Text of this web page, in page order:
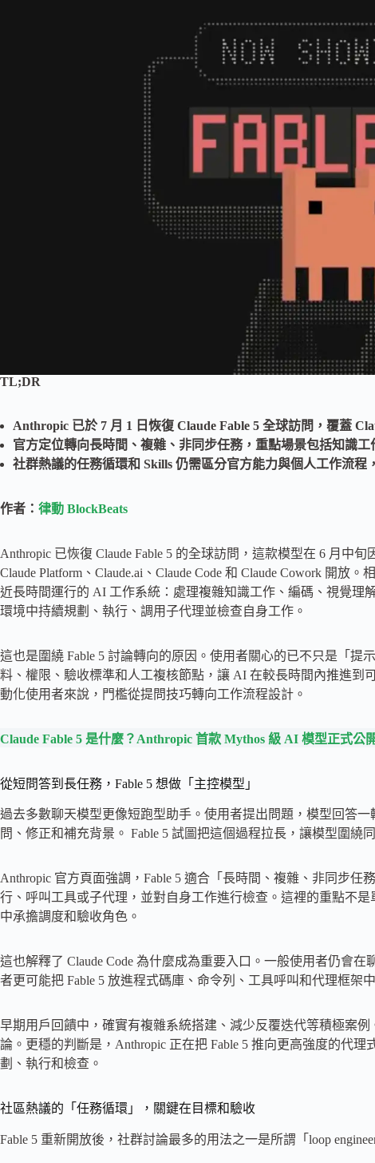
TL;DR
Anthropic 已於 7 月 1 日恢復 Claude Fable 5 全球訪問，覆蓋
官方定位轉向長時間、複雜、非同步任務，重點場景包括知識工
社群熱議的任務循環和 Skills 仍需區分官方能力與個人工作流程
作者： 律動 BlockBeats
Anthropic 已恢復 Claude Fable 5 的全球訪問，這款模型在 6 月中
Claude Platform、Claude.ai、Claude Code 和 Claude Cowork 開放
近長時間運行的 AI 工作系統：處理複雜知識工作、編碼、視覺理解
環境中持續規劃、執行、調用子代理並檢查自身工作。
這也是圍繞 Fable 5 討論轉向的原因。使用者關心的已不只是「提
料、權限、驗收標準和人工複核節點，讓 AI 在較長時間內推進到
動化使用者來說，門檻從提問技巧轉向工作流程設計。
Claude Fable 5 是什麼？Anthropic 首款 Mythos 級 AI 模型正式公
從短問答到長任務，Fable 5 想做「主控模型」
過去多數聊天模型更像短跑型助手。使用者提出問題，模型回答
問、修正和補充背景。 Fable 5 試圖把這個過程拉長，讓模型圍繞
Anthropic 官方頁面強調，Fable 5 適合「長時間、複雜、非同步
行、呼叫工具或子代理，並對自身工作進行檢查。這裡的重點不
中承擔調度和驗收角色。
這也解釋了 Claude Code 為什麼成為重要入口。一般使用者仍會
者更可能把 Fable 5 放進程式碼庫、命令列、工具呼叫和代理框架
早期用戶回饋中，確實有複雜系統搭建、減少反覆迭代等積極案
論。更穩的判斷是，Anthropic 正在把 Fable 5 推向更高強度的代
劃、執行和檢查。
社區熱議的「任務循環」，關鍵在目標和驗收
Fable 5 重新開放後，社群討論最多的用法之一是所謂「loop